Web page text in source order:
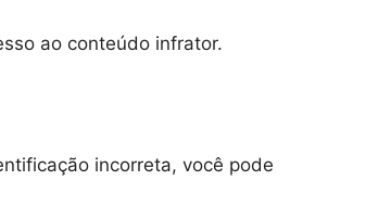
ao conteúdo infrator.
incorreta, você pode